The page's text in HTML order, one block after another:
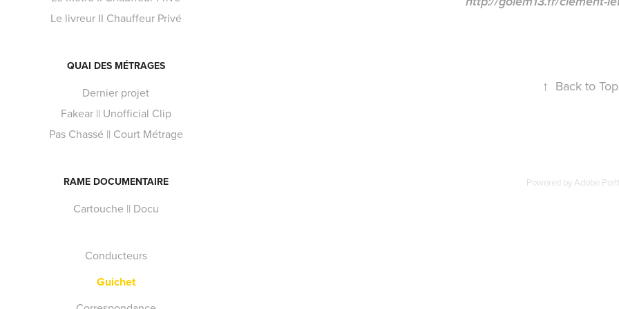
Le livreur II Chauffeur Privé
QUAI DES MÉTRAGES
Dernier projet
Fakear || Unofficial Clip
Pas Chassé || Court Métrage
RAME DOCUMENTAIRE
Cartouche || Docu
Conducteurs
Guichet
↑ Back to Top
Powered byAdobe